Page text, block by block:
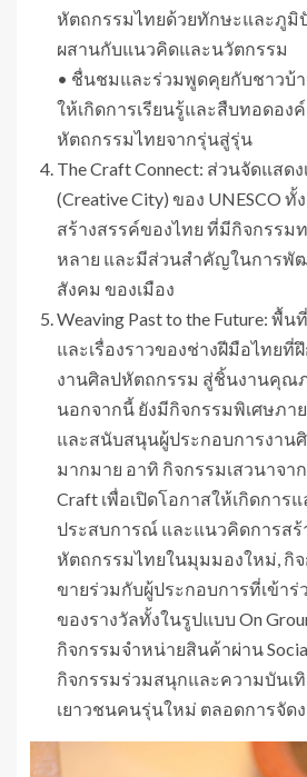
หัตถกรรมไทยด้วยทักษะและภูมิ
ผสานกับแนวคิดและนวัตกรรม
• ชื่นชมและร่วมพูดคุยกับชาวบ้
ให้เกิดการเรียนรู้และสืบทอดอง
หัตถกรรมไทยจากรุ่นสู่รุ่น
The Craft Connect: ส่วนจัดแสด
(Creative City) ของ UNESCO ทั้
สร้างสรรค์ของไทย ที่มีกิจกรร
หลาย และมีส่วนสำคัญในการพั
สังคม ของเมือง
Weaving Past to the Future:
และเรื่องราวของช่างฝีมือไทย
งานศิลปหัตถกรรม สู่ชิ้นงานคุณ
นอกจากนี้ ยังมีกิจกรรมพิเศษภา
และสนับสนุนผู้ประกอบการงาน
มากมาย อาทิ กิจกรรมเสวนาจา
Craft เพื่อเปิดโอกาสให้เกิดการ
ประสบการณ์ และแนวคิดการสร้
หัตถกรรมไทยในมุมมองใหม่, กิจ
ขายร่วมกับผู้ประกอบการที่เข้าร่
ของรางวัลทั้งในรูปแบบ On
กิจกรรมจำหน่ายสินค้าผ่าน
กิจกรรมร่วมสนุกและความบันเ
เยาวชนคนรุ่นใหม่ ตลอดการจัด